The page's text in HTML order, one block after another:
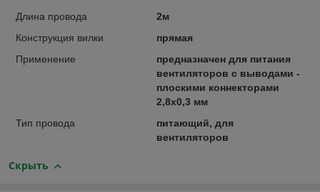
Длина провода
2м
Конструкция вилки
прямая
Применение
предназначен для питания
вентиляторов с выводами -
плоскими коннекторами
2,8x0,3 мм
Тип провода
питающий, для
вентиляторов
Скрыть